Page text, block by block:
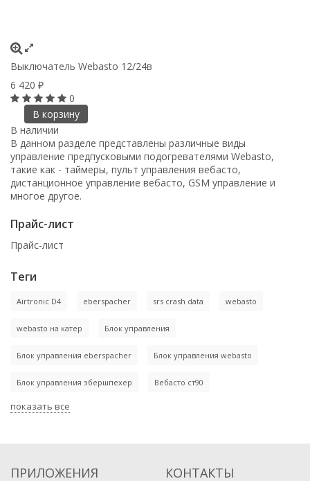
Выключатель Webasto 12/24в
6 420 ₽
0
В корзину
В наличии
В данном разделе представлены различные виды
управление предпусковыми подогревателями Webasto,
такие как - таймеры, пульт управления вебасто,
дистанционное управление вебасто, GSM управление и
многое другое.
Прайс-лист
Прайс-лист
Теги
Airtronic D4 eberspacher srs crash data webasto
webasto на катер Блок управления
Блок управления eberspacher Блок управления webasto
Блок управления эбершпехер Вебасто ст90
показать все
ПРИЛОЖЕНИЯ КОНТАКТЫ